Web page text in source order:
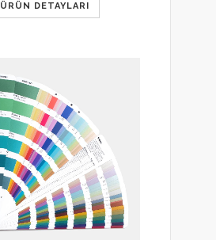
ÜRÜN DETAYLARI